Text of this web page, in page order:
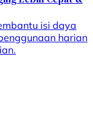
isi daya
harian